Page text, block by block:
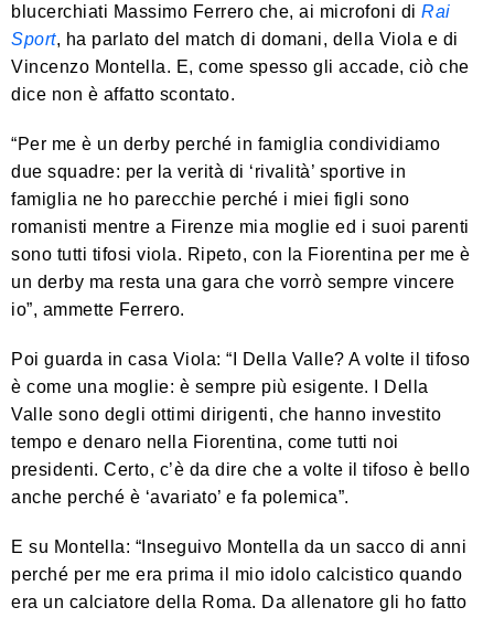
blucerchiati Massimo Ferrero che, ai microfoni di Rai
Sport, ha parlato del match di domani, della Viola e di
Vincenzo Montella. E, come spesso gli accade, ciò che
dice non è affatto scontato.
“Per me è un derby perché in famiglia condividiamo
due squadre: per la verità di ‘rivalità’ sportive in
famiglia ne ho parecchie perché i miei figli sono
romanisti mentre a Firenze mia moglie ed i suoi parenti
sono tutti tifosi viola. Ripeto, con la Fiorentina per me è
un derby ma resta una gara che vorrò sempre vincere
io”, ammette Ferrero.
Poi guarda in casa Viola: “I Della Valle? A volte il tifoso
è come una moglie: è sempre più esigente. I Della
Valle sono degli ottimi dirigenti, che hanno investito
tempo e denaro nella Fiorentina, come tutti noi
presidenti. Certo, c’è da dire che a volte il tifoso è bello
anche perché è ‘avariato’ e fa polemica”.
E su Montella: “Inseguivo Montella da un sacco di anni
perché per me era prima il mio idolo calcistico quando
era un calciatore della Roma. Da allenatore gli ho fatto